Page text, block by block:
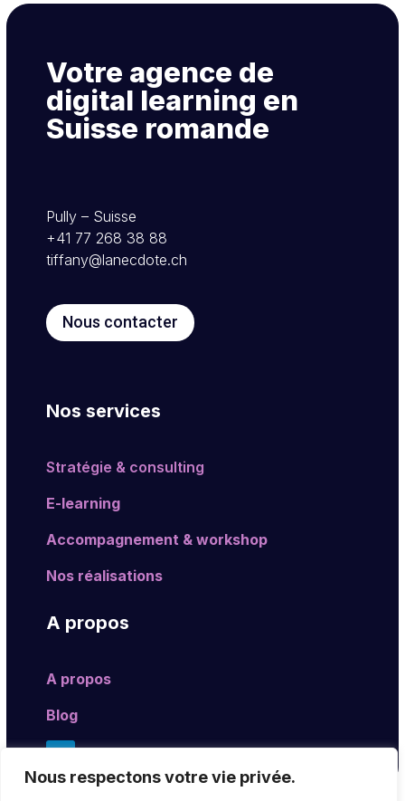
Nous respectons votre vie privée.
Votre agence de
digital learning en
Suisse romande
Pully – Suisse
+41 77 268 38 88
tiffany@lanecdote.ch
Nous contacter
Nos services
Stratégie & consulting
E-learning
Accompagnement & workshop
Nos réalisations
A propos
A propos
Blog